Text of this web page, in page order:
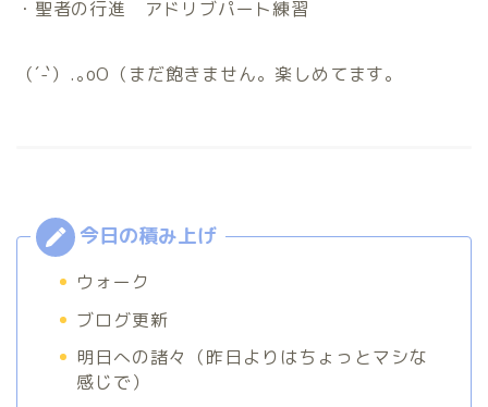
・聖者の行進 アドリブパート練習
（´-`）.｡oO（まだ飽きません。楽しめてます。
ウォーク
ブログ更新
明日への諸々（昨日よりはちょっとマシな
感じで）